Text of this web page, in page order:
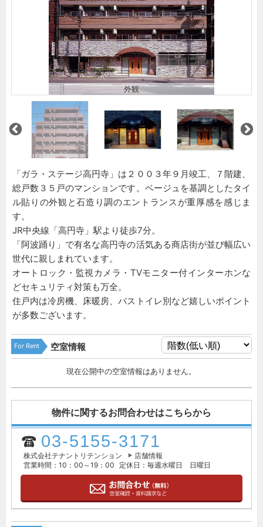
外観
「ガラ・ステージ高円寺」は２００３年９月竣工、７階建、
総戸数３５戸のマンションです。ベージュを基調としたタイ
ル貼りの外観と石造り調のエントランスが重厚感を感じま
す。
JR中央線「高円寺」駅より徒歩7分。
「阿波踊り」で有名な高円寺の活気ある商店街が並び幅広い
世代に親しまれています。
オートロック・監視カメラ・TVモニター付インターホンな
どセキュリティ対策も万全。
住戸内は冷房機、床暖房、バストイレ別など嬉しいポイント
が多数ございます。
For Rent 空室情報
現在公開中の空室情報はありません。
物件に関するお問合わせはこちらから
03-5155-3171
株式会社テナントリテンション
店舗情報
営業時間：10：00～19：00
定休日：毎週水曜日 日曜日